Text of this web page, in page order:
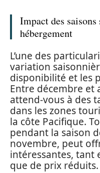
Impact des
hébergement
L’une des
variation
disponibilité et les
Entre décembre et
attend-vous à des
dans les zones
la côte Pacifique.
pendant la saison
novembre, peut
intéressantes, tant
que de prix réduits.